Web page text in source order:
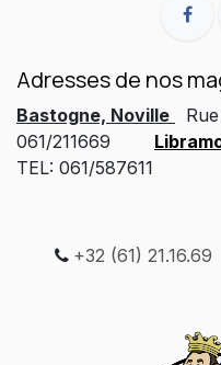
Adresses de nos
Bastogne, Noville
061/211669
TEL: 061/587611
+32 (61) 21.16.69